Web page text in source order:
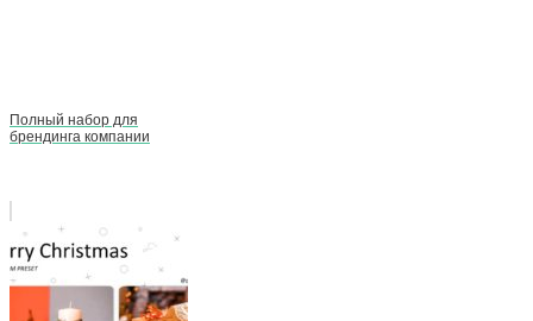
Полный набор для
брендинга компании